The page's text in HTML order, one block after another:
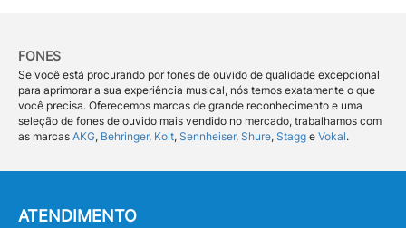
FONES
Se você está procurando por fones de ouvido de qualidade excepcional
para aprimorar a sua experiência musical, nós temos exatamente o que
você precisa. Oferecemos marcas de grande reconhecimento e uma
seleção de fones de ouvido mais vendido no mercado, trabalhamos com
as marcas AKG, Behringer, Kolt, Sennheiser, Shure, Stagg e Vokal.
ATENDIMENTO